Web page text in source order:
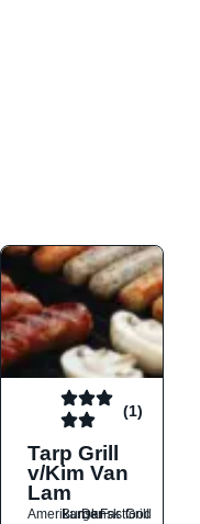
(1)
Tarp Grill
v/Kim Van
Lam
Amerikansk
BurgerDanskFastfood
Grill